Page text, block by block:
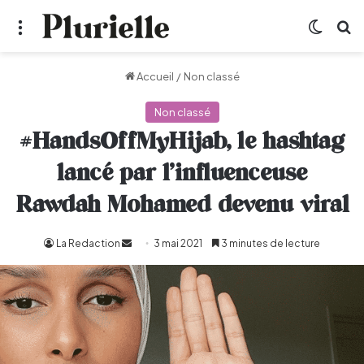
Menu
Accueil / Non classé
Non classé
#HandsOffMyHijab, le hashtag
lancé par l’influenceuse
Rawdah Mohamed devenu viral
La Redaction
Envoyer
un
courriel
3 mai 2021 3 minutes de lecture